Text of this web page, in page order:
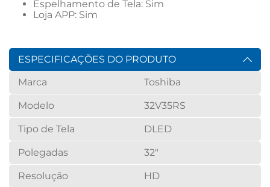
Espelhamento de Tela: Sim
Loja APP: Sim
ESPECIFICAÇÕES DO PRODUTO
Marca
Toshiba
Modelo 32V35RS
Tipo de Tela DLED
Polegadas 32"
Resolução HD